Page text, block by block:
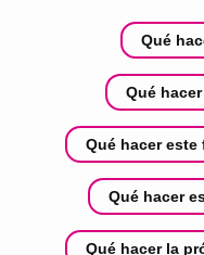
Qué
Qué
Qué hacer este
Qué hacer
Qué hacer la